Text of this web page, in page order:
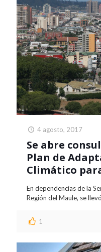
4 agosto, 2017
Se abre
Plan de
Climático
En dependencias de la
Región del Maule, se
1